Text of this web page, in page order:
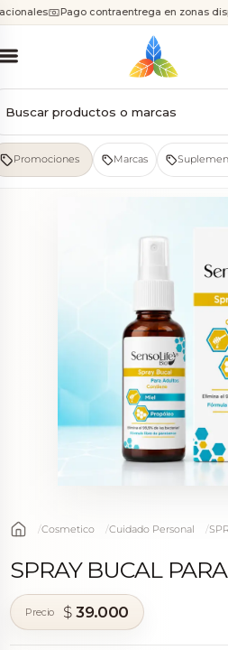
Saltar
al
Pago contraentrega en zonas
Promociones Marcas
Cosmetico Cuidado Personal
SPRAY BUCAL
$39.000